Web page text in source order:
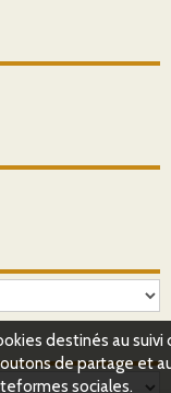
destinés au suivi
de partage et
sociales.